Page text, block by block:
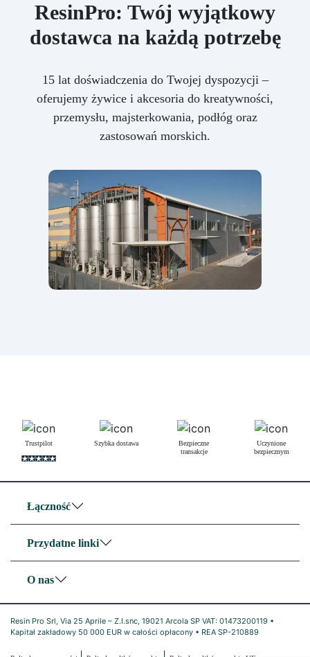
ResinPro: Twój wyjątkowy
dostawca na każdą potrzebę
15 lat doświadczenia do Twojej dyspozycji –
oferujemy żywice i akcesoria do kreatywności,
przemysłu, majsterkowania, podłóg oraz
zastosowań morskich.
Trustpilot Szybka dostawa
Bezpieczne
transakcje
Uczynione
bezpiecznym
Łączność
Przydatne linki
O nas
Resin Pro Srl, Via 25 Aprile – Z.I.snc, 19021 Arcola SP VAT: 01473200119 •
Kapitał zakładowy 50 000 EUR w całości opłacony • REA SP-210889